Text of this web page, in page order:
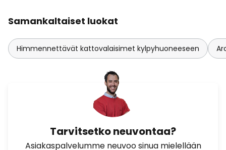
Samankaltaiset luokat
Himmennettävät kattovalaisimet kylpyhuoneeseen
Tarvitsetko neuvontaa?
Asiakaspalvelumme neuvoo sinua mielellään